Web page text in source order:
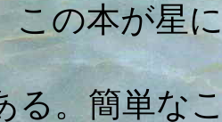
この本が星
る。簡単な